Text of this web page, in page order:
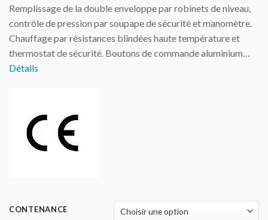
Remplissage de la double enveloppe par robinets de niveau,
contrôle de pression par soupape de sécurité et manomètre.
Chauffage par résistances blindées haute température et
thermostat de sécurité. Boutons de commande aluminium…
Détails
CONTENANCE